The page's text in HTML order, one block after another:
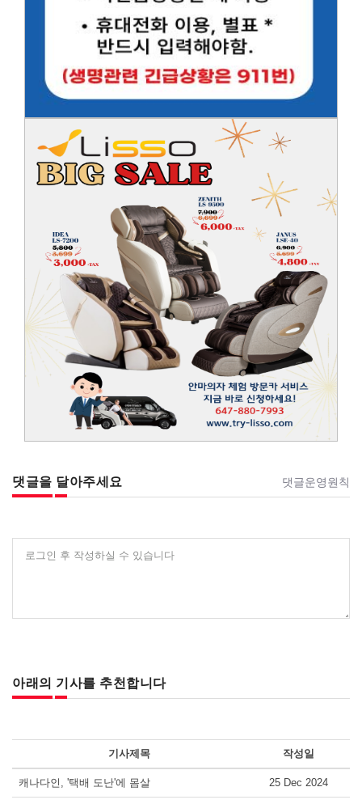
댓글을 달아주세요 댓글운영원칙
로그인 후 작성하실 수 있습니다
아래의 기사를 추천합니다
기사제목 작성일
캐나다인, '택배 도난'에 몸살 25 Dec 2024